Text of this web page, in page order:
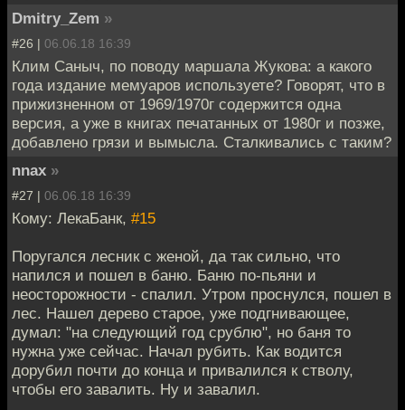
Dmitry_Zem »
#26 | 06.06.18 16:39
Клим Саныч, по поводу маршала Жукова: а какого
года издание мемуаров используете? Говорят, что в
прижизненном от 1969/1970г содержится одна
версия, а уже в книгах печатанных от 1980г и позже,
добавлено грязи и вымысла. Сталкивались с таким?
nnax »
#27 | 06.06.18 16:39
Кому: ЛекаБанк, #15
Поругался лесник с женой, да так сильно, что
напился и пошел в баню. Баню по-пьяни и
неосторожности - спалил. Утром проснулся, пошел в
лес. Нашел дерево старое, уже подгнивающее,
думал: "на следующий год срублю", но баня то
нужна уже сейчас. Начал рубить. Как водится
дорубил почти до конца и привалился к стволу,
чтобы его завалить. Ну и завалил.